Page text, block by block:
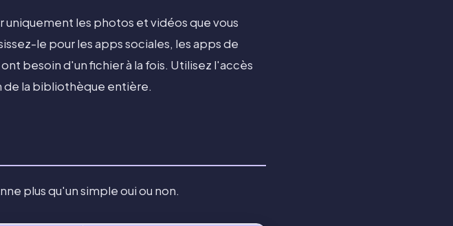
les photos et vidéos que vous
le pour les apps sociales, les apps de
besoin d'un fichier à la fois. Utilisez l'accès
la bibliothèque entière.
plus qu'un simple oui ou non.